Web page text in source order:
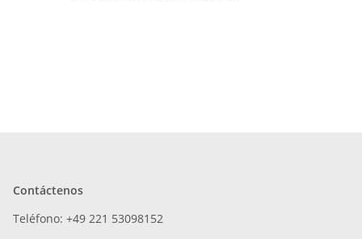
Contáctenos
Teléfono: +49 221 53098152